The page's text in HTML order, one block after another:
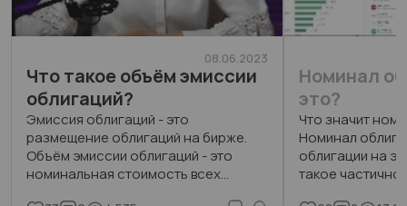
08.06.2023
Что такое объём эмиссии
облигаций?
Эмиссия облигаций - это
размещение облигаций на бирже.
Объём эмиссии облигаций - это
номинальная стоимость всех
Номинал
это?
Что значит
Номинал
облигации на
такое